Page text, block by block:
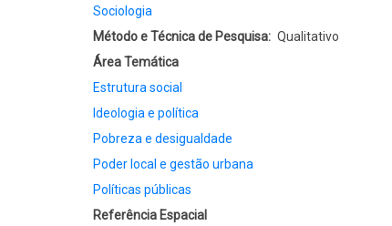
Sociologia
Método e Técnica de Pesquisa
Qualitativo
Área Temática
Estrutura social
Ideologia e política
Pobreza e desigualdade
Poder local e gestão urbana
Políticas públicas
Referência Espacial